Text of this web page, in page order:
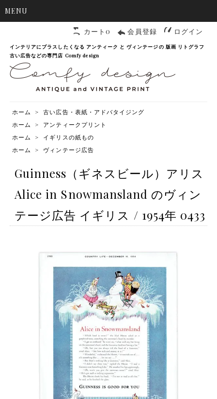
MENU
カート0 会員登録 ログイン
インテリアにプラスしたくなる アンティーク と ヴィンテージの 版画 リトグラフ
古い広告などの専門店 Comfy design
ホーム >
古い広告・表紙・アドバタイジング
ホーム
>
アンティークプリント
ホーム
>
イギリスの紙もの
ホーム
> ヴィンテージ広告
Guinness（ギネスビール）アリス
Alice in Snowmansland のヴィン
テージ広告 イギリス / 1954年 0433